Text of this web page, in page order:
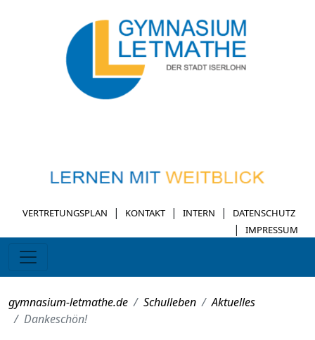
VERTRETUNGSPLAN | KONTAKT | INTERN | DATENSCHUTZ
| IMPRESSUM
gymnasium-letmathe.de Schulleben
Aktuelles
Dankeschön!